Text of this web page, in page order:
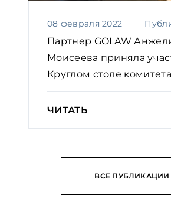
08 февраля 2022
Партнер GOLAW
Моисеева приняла
Круглом столе
ЧИТАТЬ
ВСЕ ПУБЛИКАЦИИ